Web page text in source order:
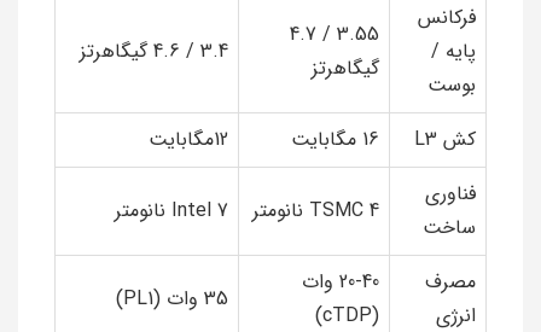
فرکانس
پایه /
بوست
3.55 / 4.7
گیگاهرتز
3.4 / 4.6 گیگاهرتز
کش L3 16 مگابایت
12مگابایت
فناوری
ساخت
TSMC 4 نانومتر Intel 7 نانومتر
مصرف
انرژی
20-40 وات
(cTDP)
35 وات (PL1)